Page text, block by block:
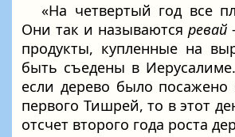
«На четвертый год все
Они так и называются ревай
продукты, купленные на
быть съедены в
если дерево было
первого Тишрей, то в этот
отсчет второго года роста